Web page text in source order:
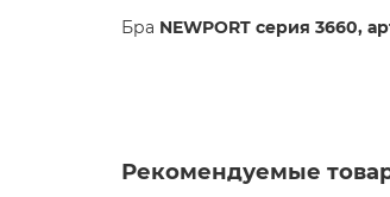
Бра NEWPORT серия 3660,
Рекомендуемые